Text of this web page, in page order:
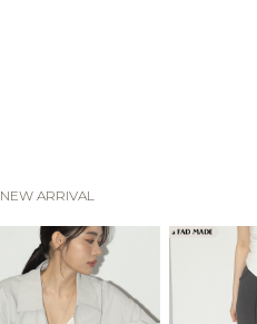
NEW ARRIVAL